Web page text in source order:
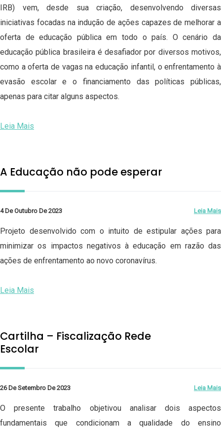
IRB) vem, desde sua criação, desenvolvendo diversas
iniciativas focadas na indução de ações capazes de melhorar a
oferta de educação pública em todo o país. O cenário da
educação pública brasileira é desafiador por diversos motivos,
como a oferta de vagas na educação infantil, o enfrentamento à
evasão escolar e o financiamento das políticas públicas,
apenas para citar alguns aspectos.
Leia Mais
A Educação não pode esperar
4 De Outubro De 2023 Leia Mais
Projeto desenvolvido com o intuito de estipular ações para
minimizar os impactos negativos à educação em razão das
ações de enfrentamento ao novo coronavírus.
Leia Mais
Cartilha – Fiscalização Rede
Escolar
26 De Setembro De 2023 Leia Mais
O presente trabalho objetivou analisar dois aspectos
fundamentais que condicionam a qualidade do ensino